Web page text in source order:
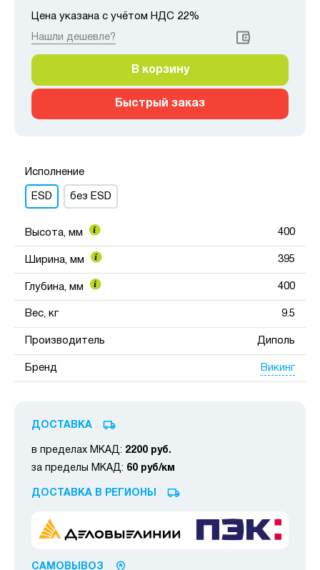
Цена указана с учётом НДС 22%
Нашли дешевле?
В корзину
Быстрый заказ
Исполнение
ESD без ESD
Высота, мм 400
Ширина, мм 395
Глубина, мм 400
Вес, кг 9.5
Производитель Диполь
Бренд Викинг
ДОСТАВКА
в пределах МКАД: 2200 руб.
за пределы МКАД: 60 руб/км
ДОСТАВКА В РЕГИОНЫ
САМОВЫВОЗ